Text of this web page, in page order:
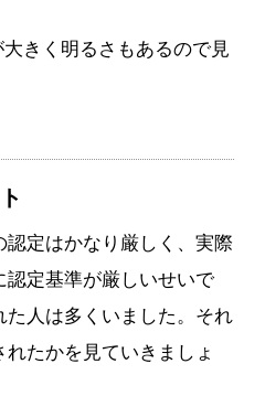
きく明るさもあるので見
認定はかなり厳しく、実際
認定基準が厳しいせいで
た人は多くいました。それ
たかを見ていきましょ